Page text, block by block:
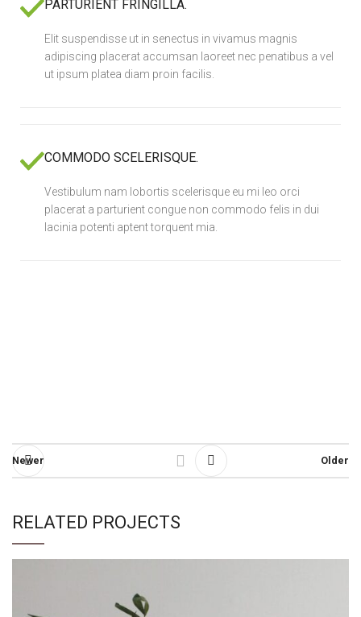
PARTURIENT FRINGILLA.
Elit suspendisse ut in senectus in vivamus magnis
adipiscing placerat accumsan laoreet nec penatibus a vel
ut ipsum platea diam proin facilis.
COMMODO SCELERISQUE.
Vestibulum nam lobortis scelerisque eu mi leo orci
placerat a parturient congue non commodo felis in dui
lacinia potenti aptent torquent mia.
Newer Older
RELATED PROJECTS